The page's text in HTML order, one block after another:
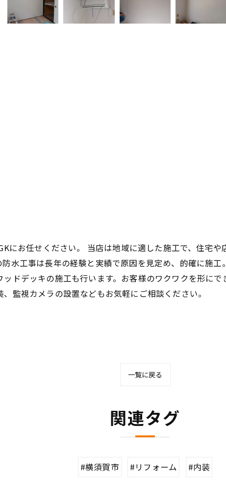
にお任せください。 当店は地域に適した施工で、住宅
水工事は長年の経験と実績で原因を見定め、的確に施
ドデッキの施工も行います。お客様のワクワクを形に
監視カメラの設置などもお気軽にご相談ください。
一覧に戻る
関連タグ
#横須賀市 #リフォーム #内装